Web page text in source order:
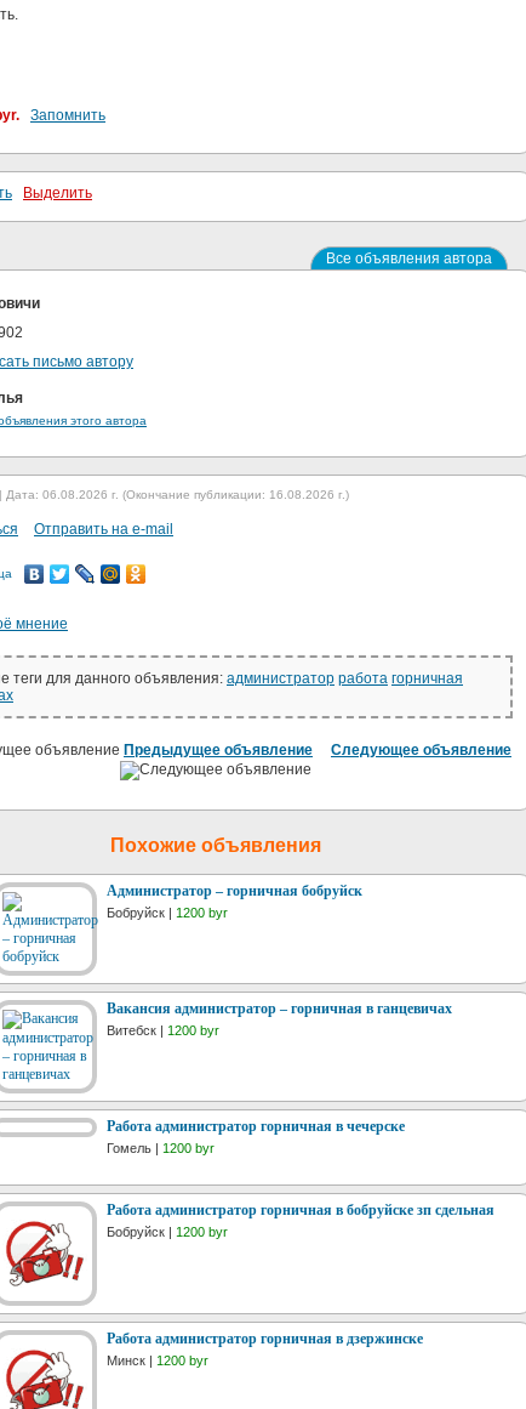
Запомнить
Выделить
Все объявления автора
письмо автору
этого автора
06.08.2026 г. (Окончание публикации: 16.08.2026 г.)
Отправить на e-mail
мнение
теги для данного объявления: администратор работа горничная
Предыдущее объявление Следующее объявление
Похожие объявления
Администратор – горничная бобруйск
Бобруйск | 1200 byr
Вакансия администратор – горничная в ганцевичах
Витебск | 1200 byr
Работа администратор горничная в чечерске
Гомель | 1200 byr
Работа администратор горничная в бобруйске зп сдельная
Бобруйск | 1200 byr
Работа администратор горничная в дзержинске
Минск | 1200 byr